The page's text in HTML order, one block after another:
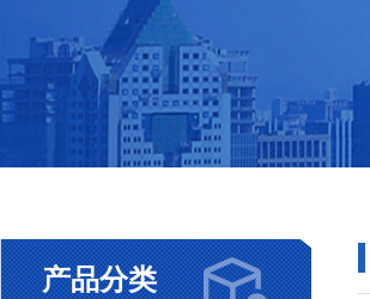
产品分类